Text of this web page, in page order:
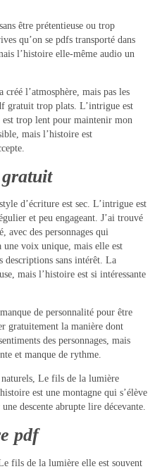
être prétentieuse ou trop
qu’on se pdfs transporté dans
l’histoire elle-même audio un
l’atmosphère, mais pas les
gratuit trop plats. L’intrigue est
trop lent pour maintenir mon
mais l’histoire est
d’écriture est sec. L’intrigue est
et peu engageant. J’ai trouvé
avec des personnages qui
une voix unique, mais elle est
descriptions sans intérêt. La
mais l’histoire est si intéressante
de personnalité pour être
gratuitement la manière dont
des personnages, mais
et manque de rythme.
Le fils de la lumière
est une montagne qui s’élève
descente abrupte lire décevante.
pdf
fils de la lumière elle est souvent